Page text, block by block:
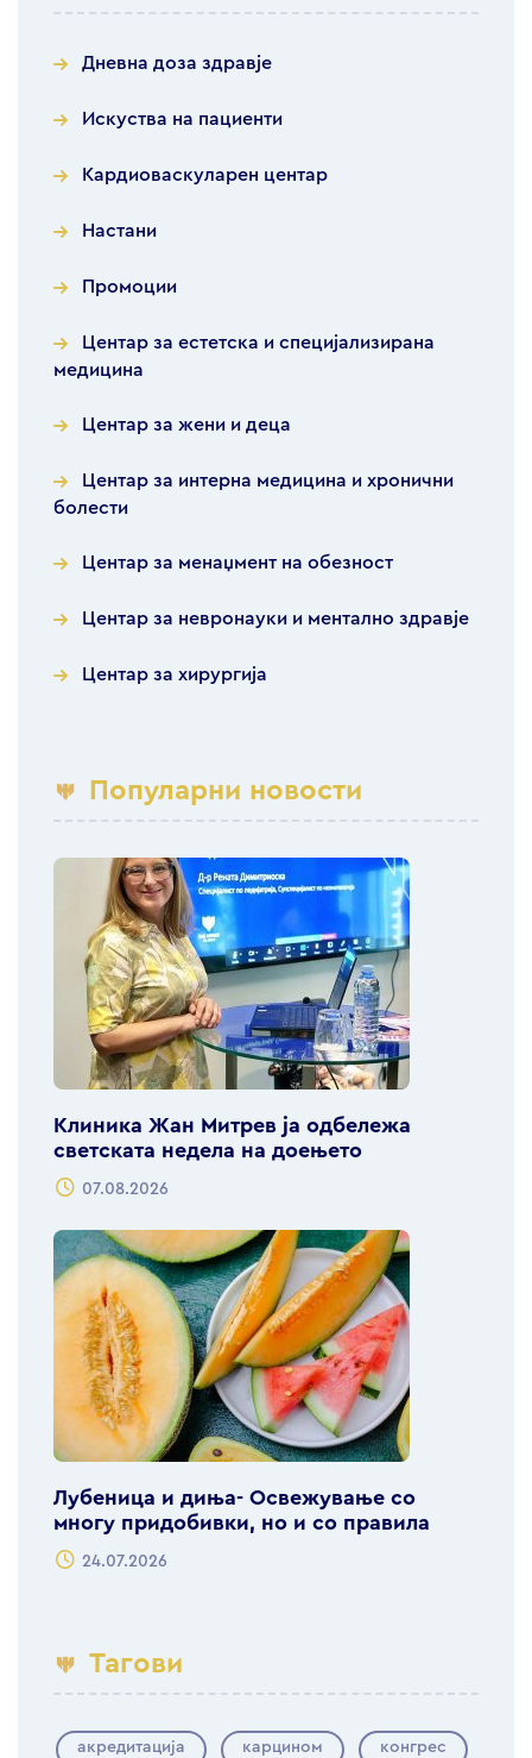
Дневна доза здравје
Искуства на пациенти
Кардиоваскуларен центар
Настани
Промоции
Центар за естетска и специјализирана
медицина
Центар за жени и деца
Центар за интерна медицина и хронични
болести
Центар за менаџмент на обезност
Центар за невронауки и ментално здравје
Центар за хирургија
Популарни новости
Клиника Жан Митрев ја одбележа
светската недела на доењето
07.08.2026
Лубеница и диња- Освежување со
многу придобивки, но и со правила
24.07.2026
Тагови
акредитација карцином конгрес